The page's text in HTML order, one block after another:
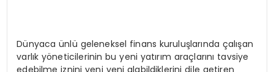
Dünyaca ünlü geleneksel finans kuruluşlarında çalışan
varlık yöneticilerinin bu yeni yatırım araçlarını tavsiye